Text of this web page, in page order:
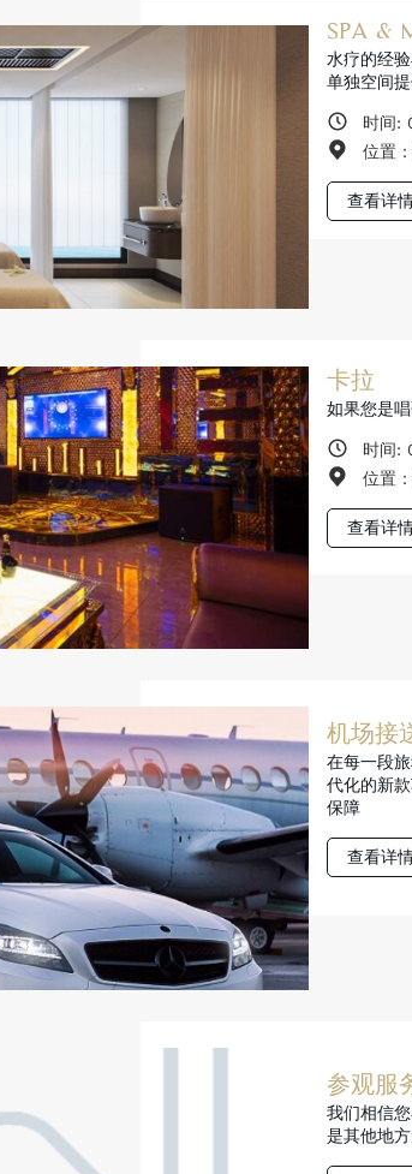
SPA &
水疗的经
单独空间提
时间:
位置
查看详
卡拉
如果您是
时间:
位置
查看详
机场接
在每一段
代化的新
保障
查看详
参观服
我们相信
是其他地